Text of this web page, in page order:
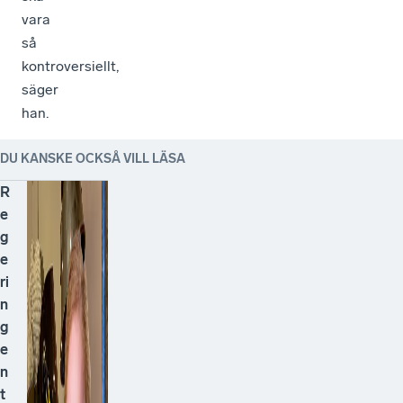
vara
så
kontroversiellt,
säger
han.
DU KANSKE OCKSÅ VILL LÄSA
R
e
g
e
ri
n
g
e
n
t